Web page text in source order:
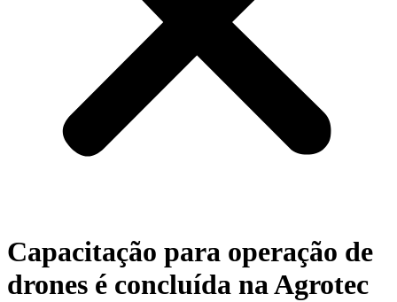
Capacitação para operação de
drones é concluída na Agrotec